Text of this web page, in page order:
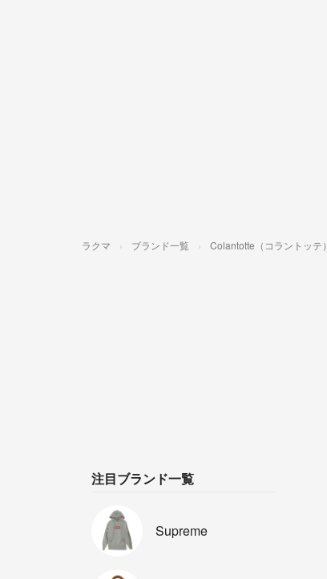
ラクマ ブランド一覧 Colantotte（コラントッテ）
注目ブランド一覧
Supreme